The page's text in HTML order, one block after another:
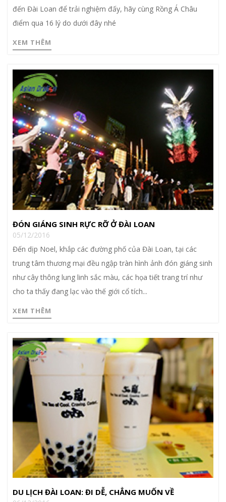
đến Đài Loan để trải nghiệm đấy, hãy cùng Rồng Á Châu
điểm qua 16 lý do dưới đây nhé
XEM THÊM
ĐÓN GIÁNG SINH RỰC RỠ Ở ĐÀI LOAN
05/12/2016
Đến dịp Noel, khắp các đường phố của Đài Loan, tại các
trung tâm thương mại đều ngập tràn hình ảnh đón giáng sinh
như cây thông lung linh sắc màu, các họa tiết trang trí như
cho ta thấy đang lạc vào thế giới cổ tích...
XEM THÊM
DU LỊCH ĐÀI LOAN: ĐI DỄ, CHẲNG MUỐN VỀ